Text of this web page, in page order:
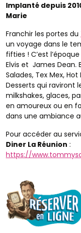
Implanté depuis
Marie
Franchir les portes du
un voyage dans le
fifties ! C’est
Elvis et James Dean.
Salades, Tex Mex,
Desserts qui raviront
milkshakes, glaces,
en amoureux ou en
dans une ambiance
Pour accéder au
Diner La Réunion :
https://